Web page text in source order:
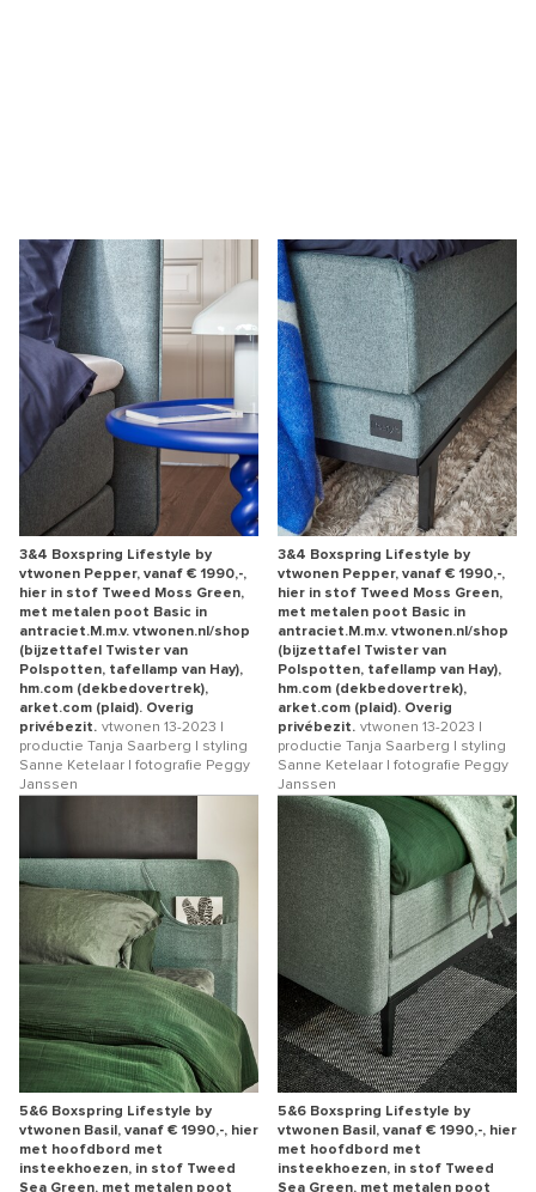
3&4 Boxspring Lifestyle by
vtwonen Pepper, vanaf € 1990,-,
hier in stof Tweed Moss Green,
met metalen poot Basic in
antraciet.M.m.v. vtwonen.nl/shop
(bijzettafel Twister van
Polspotten, tafellamp van Hay),
hm.com (dekbedovertrek),
arket.com (plaid). Overig
privébezit. vtwonen 13-2023 |
productie Tanja Saarberg | styling
Sanne Ketelaar | fotografie Peggy
Janssen
3&4 Boxspring Lifestyle by
vtwonen Pepper, vanaf € 1990,-,
hier in stof Tweed Moss Green,
met metalen poot Basic in
antraciet.M.m.v. vtwonen.nl/shop
(bijzettafel Twister van
Polspotten, tafellamp van Hay),
hm.com (dekbedovertrek),
arket.com (plaid). Overig
privébezit. vtwonen 13-2023 |
productie Tanja Saarberg | styling
Sanne Ketelaar | fotografie Peggy
Janssen
5&6 Boxspring Lifestyle by
vtwonen Basil, vanaf € 1990,-, hier
met hoofdbord met
insteekhoezen, in stof Tweed
Sea Green, met metalen poot
5&6 Boxspring Lifestyle by
vtwonen Basil, vanaf € 1990,-, hier
met hoofdbord met
insteekhoezen, in stof Tweed
Sea Green, met metalen poot